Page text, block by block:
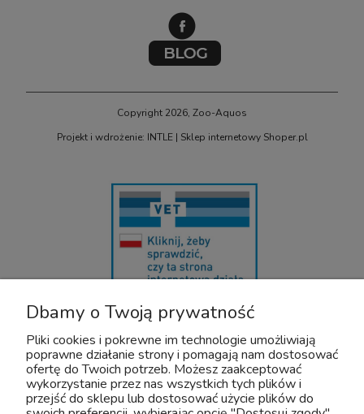
Copyright 2026, Zoo-Aquos
Projekt i wdrożenie: INTLE| Sklep internetowy Shoper.pl
U nas bezpiecznie kupisz leki OTC dla zwierząt. Nadzór sprawuje :
Adres: Kazimierzowska 29 08-110 Siedlce
Tel:+48 25 632 64 59
Fax:+48 25 632 55 84
E-mail:wiw@mazowsze.wiw.gov.pl
Dbamy o Twoją prywatność
Pliki cookies i pokrewne im technologie umożliwiają
poprawne działanie strony i pomagają nam dostosować
ofertę do Twoich potrzeb. Możesz zaakceptować
wykorzystanie przez nas wszystkich tych plików i
przejść do sklepu lub dostosować użycie plików do